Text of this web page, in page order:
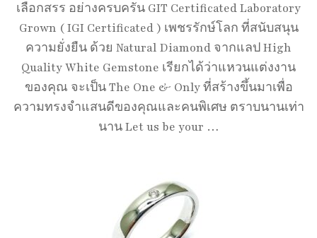
เลือกสรร อย่างครบครัน GIT Certificated Laboratory
Grown ( IGI Certificated ) เพชรรักษ์โลก ที่สนับสนุน
ความยั่งยืน ด้วย Natural Diamond จากแลป High
Quality White Gemstone เรียกได้ว่าแหวนแต่งงาน
ของคุณ จะเป็น The One & Only ที่สร้างขึ้นมาเพื่อ
ความทรงจำแสนดีของคุณและคนพิเศษ ตราบนานเท่า
นาน Let us be your …